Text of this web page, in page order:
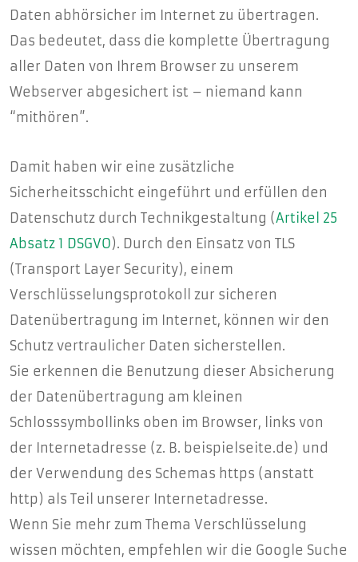
Daten abhörsicher im Internet zu übertragen.
Das bedeutet, dass die komplette Übertragung
aller Daten von Ihrem Browser zu unserem
Webserver abgesichert ist – niemand kann
“mithören”.
Damit haben wir eine zusätzliche
Sicherheitsschicht eingeführt und erfüllen den
Datenschutz durch Technikgestaltung (Artikel 25
Absatz 1 DSGVO). Durch den Einsatz von TLS
(Transport Layer Security), einem
Verschlüsselungsprotokoll zur sicheren
Datenübertragung im Internet, können wir den
Schutz vertraulicher Daten sicherstellen.
Sie erkennen die Benutzung dieser Absicherung
der Datenübertragung am kleinen
Schlosssymbollinks oben im Browser, links von
der Internetadresse (z. B. beispielseite.de) und
der Verwendung des Schemas https (anstatt
http) als Teil unserer Internetadresse.
Wenn Sie mehr zum Thema Verschlüsselung
wissen möchten, empfehlen wir die Google Suche